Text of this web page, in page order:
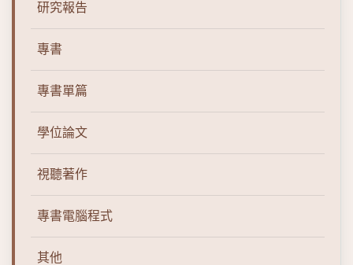
研究報告
專書
專書單篇
學位論文
視聽著作
專書電腦程式
其他